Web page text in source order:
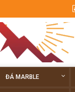
ĐÁ MARBLE